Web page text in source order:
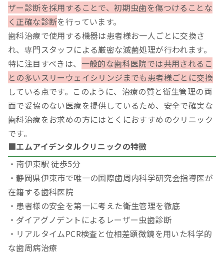
ザー診断を採用することで、初期虫歯を傷つけることな
く正確な診断を行っています。
歯科治療で使用する機器は患者様お一人ごとに交換さ
れ、専門スタッフによる厳密な滅菌処理が行われます。
特に注目すべきは、 一般的な歯科医院では共用されるこ
との多いスリーウェイシリンジまでも患者様ごとに交換
している点です。このように、治療の質と衛生管理の両
面で妥協のない医療を提供しているため、安全で確実な
歯科治療をお求めの方にはとくにおすすめのクリニック
です。
■エムアイデンタルクリニックの特徴
・南伊東駅 徒歩5分
・静岡県伊東市で唯一の国際歯周内科学研究会指導医が
在籍する歯科医院
・患者様の安全を第一に考えた衛生管理を徹底
・ダイアグノデントによるレーザー虫歯診断
・リアルタイムPCR検査と位相差顕微鏡を用いた科学的
な歯周病治療